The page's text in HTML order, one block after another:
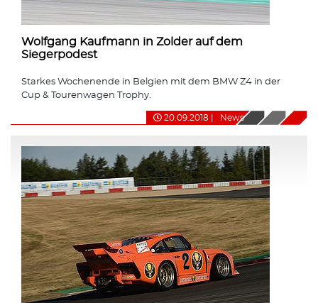
Wolfgang Kaufmann in Zolder auf dem
Siegerpodest
Starkes Wochenende in Belgien mit dem BMW Z4 in der
Cup & Tourenwagen Trophy.
20.09.2018 News